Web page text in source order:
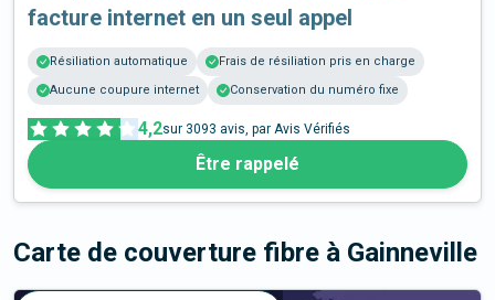
facture internet en un seul appel
Résiliation automatique
Frais de résiliation pris en charge
Aucune coupure internet
Conservation du numéro fixe
4,2sur 3093 avis, par Avis Vérifiés
Être rappelé
Carte de couverture fibre à Gainneville